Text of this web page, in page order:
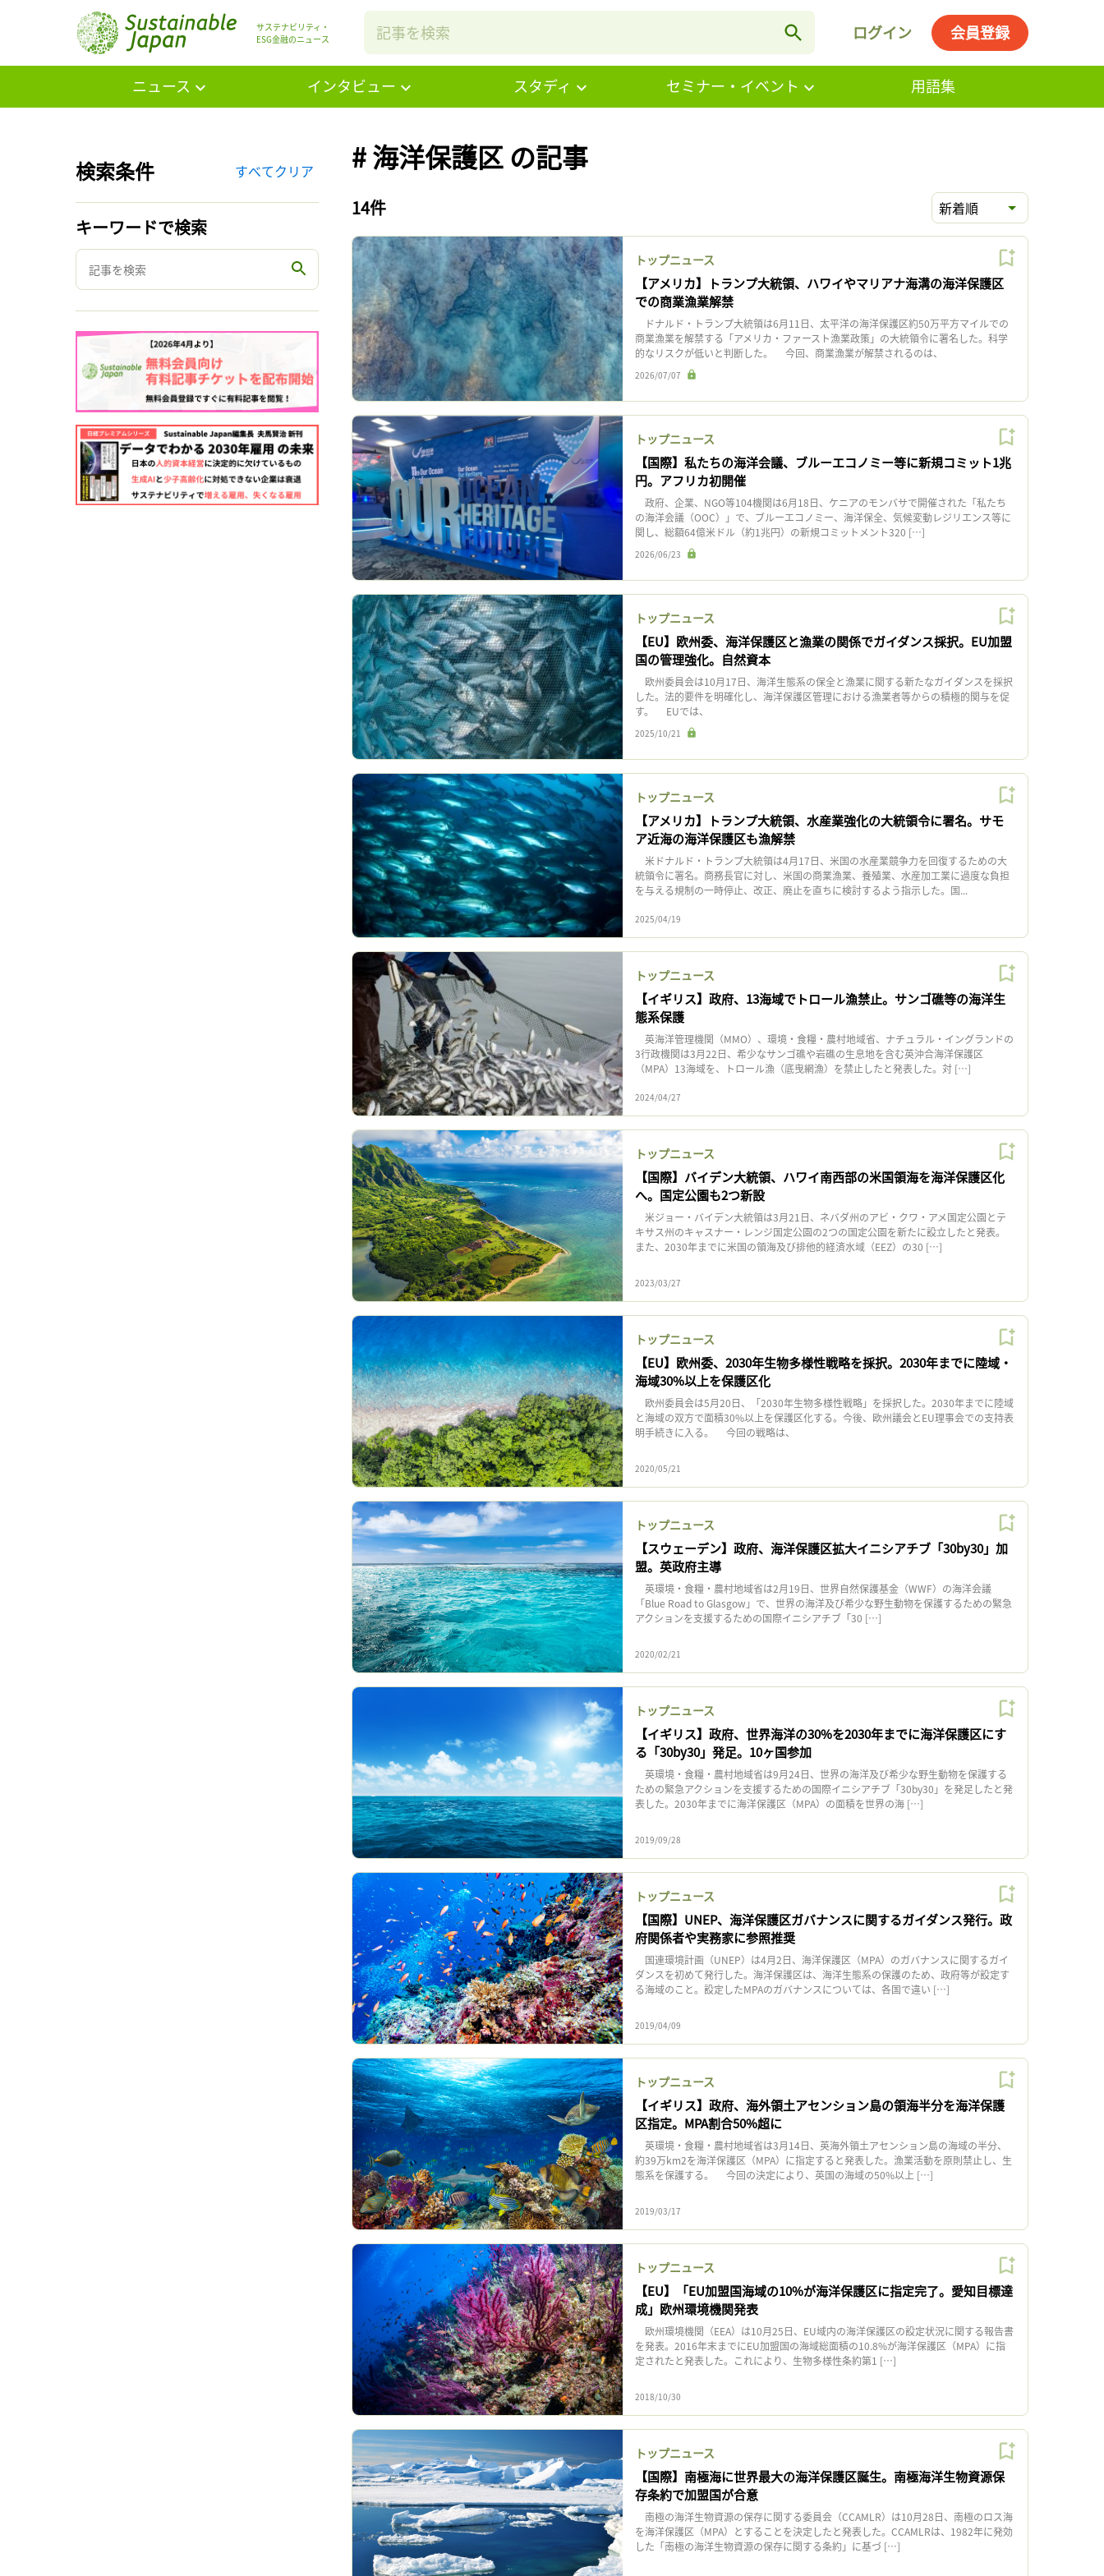
サステナビリティ・
ESG金融のニュース
ログイン 会員登録
ニュース インタビュー スタディ セミナー・イベント 用語集
検索条件 すべてクリア
キーワードで検索
# 海洋保護区 の記事
14件 新着順
トップニュース
【アメリカ】トランプ大統領、ハワイやマリアナ海溝の海洋保護区
での商業漁業解禁
ドナルド・トランプ大統領は6月11日、太平洋の海洋保護区約50万平方マイルでの
商業漁業を解禁する「アメリカ・ファースト漁業政策」の大統領令に署名した。科学
的なリスクが低いと判断した。 今回、商業漁業が解禁されるのは、
2026/07/07
トップニュース
【国際】私たちの海洋会議、ブルーエコノミー等に新規コミット1兆
円。アフリカ初開催
政府、企業、NGO等104機関は6月18日、ケニアのモンバサで開催された「私たち
の海洋会議（OOC）」で、ブルーエコノミー、海洋保全、気候変動レジリエンス等に
関し、総額64億米ドル（約1兆円）の新規コミットメント320 […]
2026/06/23
トップニュース
【EU】欧州委、海洋保護区と漁業の関係でガイダンス採択。EU加盟
国の管理強化。自然資本
欧州委員会は10月17日、海洋生態系の保全と漁業に関する新たなガイダンスを採択
した。法的要件を明確化し、海洋保護区管理における漁業者等からの積極的関与を促
す。 EUでは、
2025/10/21
トップニュース
【アメリカ】トランプ大統領、水産業強化の大統領令に署名。サモ
ア近海の海洋保護区も漁解禁
米ドナルド・トランプ大統領は4月17日、米国の水産業競争力を回復するための大
統領令に署名。商務長官に対し、米国の商業漁業、養殖業、水産加工業に過度な負担
を与える規制の一時停止、改正、廃止を直ちに検討するよう指示した。国...
2025/04/19
トップニュース
【イギリス】政府、13海域でトロール漁禁止。サンゴ礁等の海洋生
態系保護
英海洋管理機関（MMO）、環境・食糧・農村地域省、ナチュラル・イングランドの
3行政機関は3月22日、希少なサンゴ礁や岩礁の生息地を含む英沖合海洋保護区
（MPA）13海域を、トロール漁（底曳網漁）を禁止したと発表した。対 […]
2024/04/27
トップニュース
【国際】バイデン大統領、ハワイ南西部の米国領海を海洋保護区化
へ。国定公園も2つ新設
米ジョー・バイデン大統領は3月21日、ネバダ州のアビ・クワ・アメ国定公園とテ
キサス州のキャスナー・レンジ国定公園の2つの国定公園を新たに設立したと発表。
また、2030年までに米国の領海及び排他的経済水域（EEZ）の30 […]
2023/03/27
トップニュース
【EU】欧州委、2030年生物多様性戦略を採択。2030年までに陸域・
海域30%以上を保護区化
欧州委員会は5月20日、「2030年生物多様性戦略」を採択した。2030年までに陸域
と海域の双方で面積30%以上を保護区化する。今後、欧州議会とEU理事会での支持表
明手続きに入る。 今回の戦略は、
2020/05/21
トップニュース
【スウェーデン】政府、海洋保護区拡大イニシアチブ「30by30」加
盟。英政府主導
英環境・食糧・農村地域省は2月19日、世界自然保護基金（WWF）の海洋会議
「Blue Road to Glasgow」で、世界の海洋及び希少な野生動物を保護するための緊急
アクションを支援するための国際イニシアチブ「30 […]
2020/02/21
トップニュース
【イギリス】政府、世界海洋の30%を2030年までに海洋保護区にす
る「30by30」発足。10ヶ国参加
英環境・食糧・農村地域省は9月24日、世界の海洋及び希少な野生動物を保護する
ための緊急アクションを支援するための国際イニシアチブ「30by30」を発足したと発
表した。2030年までに海洋保護区（MPA）の面積を世界の海 […]
2019/09/28
トップニュース
【国際】UNEP、海洋保護区ガバナンスに関するガイダンス発行。政
府関係者や実務家に参照推奨
国連環境計画（UNEP）は4月2日、海洋保護区（MPA）のガバナンスに関するガイ
ダンスを初めて発行した。海洋保護区は、海洋生態系の保護のため、政府等が設定す
る海域のこと。設定したMPAのガバナンスについては、各国で違い […]
2019/04/09
トップニュース
【イギリス】政府、海外領土アセンション島の領海半分を海洋保護
区指定。MPA割合50%超に
英環境・食糧・農村地域省は3月14日、英海外領土アセンション島の海域の半分、
約39万km2を海洋保護区（MPA）に指定すると発表した。漁業活動を原則禁止し、生
態系を保護する。 今回の決定により、英国の海域の50%以上 […]
2019/03/17
トップニュース
【EU】「EU加盟国海域の10%が海洋保護区に指定完了。愛知目標達
成」欧州環境機関発表
欧州環境機関（EEA）は10月25日、EU域内の海洋保護区の設定状況に関する報告書
を発表。2016年末までにEU加盟国の海域総面積の10.8%が海洋保護区（MPA）に指
定されたと発表した。これにより、生物多様性条約第1 […]
2018/10/30
トップニュース
【国際】南極海に世界最大の海洋保護区誕生。南極海洋生物資源保
存条約で加盟国が合意
南極の海洋生物資源の保存に関する委員会（CCAMLR）は10月28日、南極のロス海
を海洋保護区（MPA）とすることを決定したと発表した。CCAMLRは、1982年に発効
した「南極の海洋生物資源の保存に関する条約」に基づ […]
記事をお気に入りに保存するには
ログインが必要です
ログイン 会員登録